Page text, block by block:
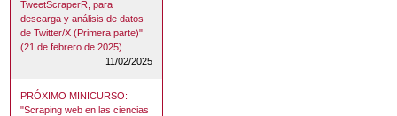
TweetScraperR, para
descarga y análisis de datos
de Twitter/X (Primera parte)"
(21 de febrero de 2025)
11/02/2025
PRÓXIMO MINICURSO:
"Scraping web en las ciencias